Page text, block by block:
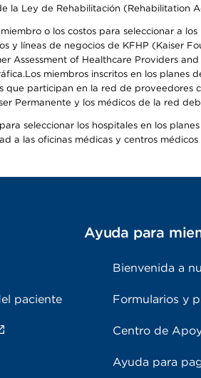
la Ley de Rehabilitación (Rehabilitation
o los costos para seleccionar a
y líneas de negocios de KFHP (Kaiser
of Healthcare Providers
miembros inscritos en los planes
participan en la red de proveedores
Permanente y los médicos de la red
seleccionar los hospitales en los
las oficinas médicas y centros
paciente
Ayuda para
Bienvenida a
Formularios y
Centro de
Ayuda para